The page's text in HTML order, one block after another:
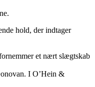
hold, der indtager
et nært slægtskab
I O’Hein &